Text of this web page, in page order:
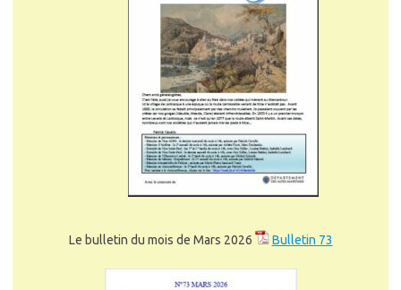
Le bulletin du mois de Mars 2026 Bulletin 73